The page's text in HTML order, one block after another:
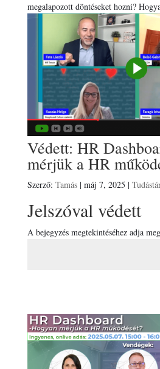
megalapozott döntéseket hozni?
Védett: HR
mérjük a HR
Szerző: Tamás| máj 7, 2025 |
Jelszóval védett
A bejegyzés megtekintéséhez adja